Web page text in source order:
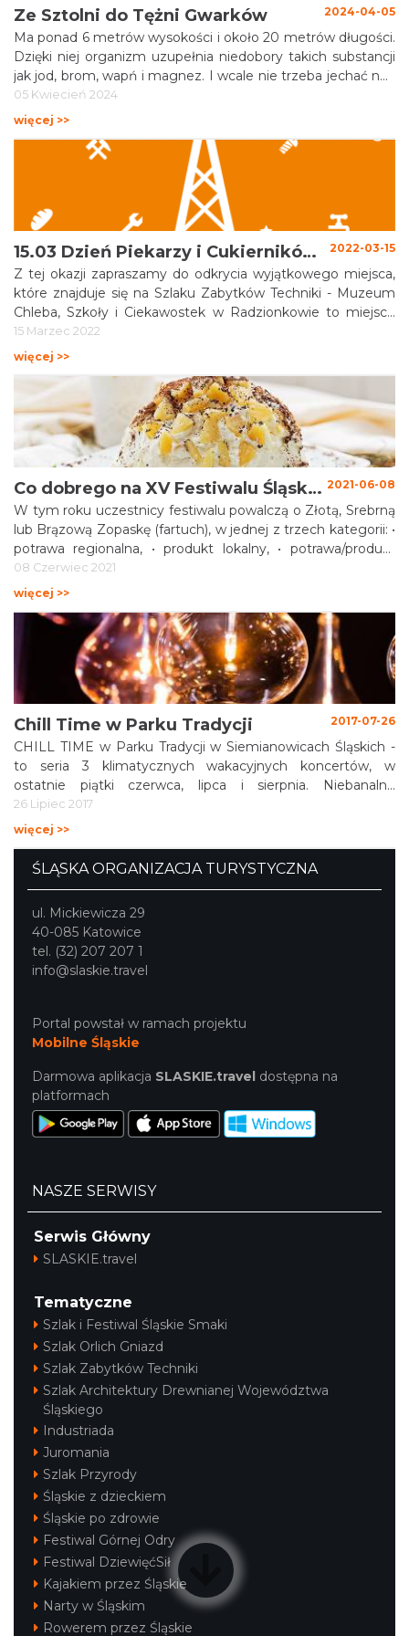
2024-04-05
Ze Sztolni do Tężni Gwarków
Ma ponad 6 metrów wysokości i około 20 metrów długości.
Dzięki niej organizm uzupełnia niedobory takich substancji
jak jod, brom, wapń i magnez. I wcale nie trzeba jechać nad
morze. Od 21 marca 2024 r. w parku w Reptach Śląskich
przy Sztolni Czarnego Pstrąga można korzystać z tężni
05 Kwiecień 2024
więcej >>
2022-03-15
15.03 Dzień Piekarzy i Cukierników na Szlaku Zabytków Techniki
Z tej okazji zapraszamy do odkrycia wyjątkowego miejsca,
które znajduje się na Szlaku Zabytków Techniki - Muzeum
Chleba, Szkoły i Ciekawostek w Radzionkowie to miejsce
naprawdę niezwykłe.
15 Marzec 2022
więcej >>
2021-06-08
Co dobrego na XV Festiwalu Śląskie Smaki - uczestnicy oraz potrawy konkursowe
W tym roku uczestnicy festiwalu powalczą o Złotą, Srebrną
lub Brązową Zopaskę (fartuch), w jednej z trzech kategorii: •
potrawa regionalna, • produkt lokalny, • potrawa/produkt
inspirowany tradycją.
08 Czerwiec 2021
więcej >>
2017-07-26
Chill Time w Parku Tradycji
CHILL TIME w Parku Tradycji w Siemianowicach Śląskich -
to seria 3 klimatycznych wakacyjnych koncertów, w
ostatnie piątki czerwca, lipca i sierpnia. Niebanalne
propozycje muzyczne w industrialnym klimacie ze
specjalnymi napojami i poczęstunkiem przygotowanym
26 Lipiec 2017
więcej >>
ŚLĄSKA ORGANIZACJA TURYSTYCZNA
ul. Mickiewicza 29
40-085 Katowice
tel. (32) 207 207 1
info@slaskie.travel
Portal powstał w ramach projektu
Mobilne Śląskie
Darmowa aplikacja SLASKIE.travel dostępna na
platformach
NASZE SERWISY
Serwis Główny
SLASKIE.travel
Tematyczne
Szlak i Festiwal Śląskie Smaki
Szlak Orlich Gniazd
Szlak Zabytków Techniki
Szlak Architektury Drewnianej Województwa
Śląskiego
Industriada
Juromania
Szlak Przyrody
Śląskie z dzieckiem
Śląskie po zdrowie
Festiwal Górnej Odry
Festiwal DziewięćSił
Kajakiem przez Śląskie
Narty w Śląskim
Rowerem przez Śląskie